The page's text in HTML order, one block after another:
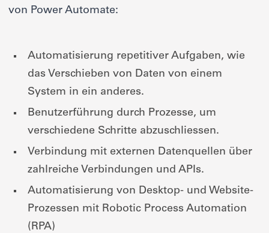
von Power Automate:
Automatisierung repetitiver Aufgaben, wie
das Verschieben von Daten von einem
System in ein anderes.
Benutzerführung durch Prozesse, um
verschiedene Schritte abzuschliessen.
Verbindung mit externen Datenquellen über
zahlreiche Verbindungen und APIs.
Automatisierung von Desktop- und Website-
Prozessen mit Robotic Process Automation
(RPA)